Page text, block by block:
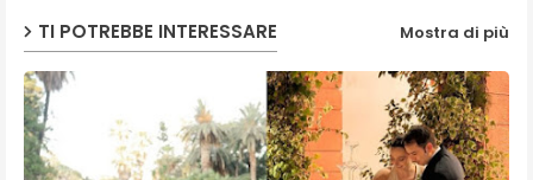
TI POTREBBE INTERESSARE Mostra di più